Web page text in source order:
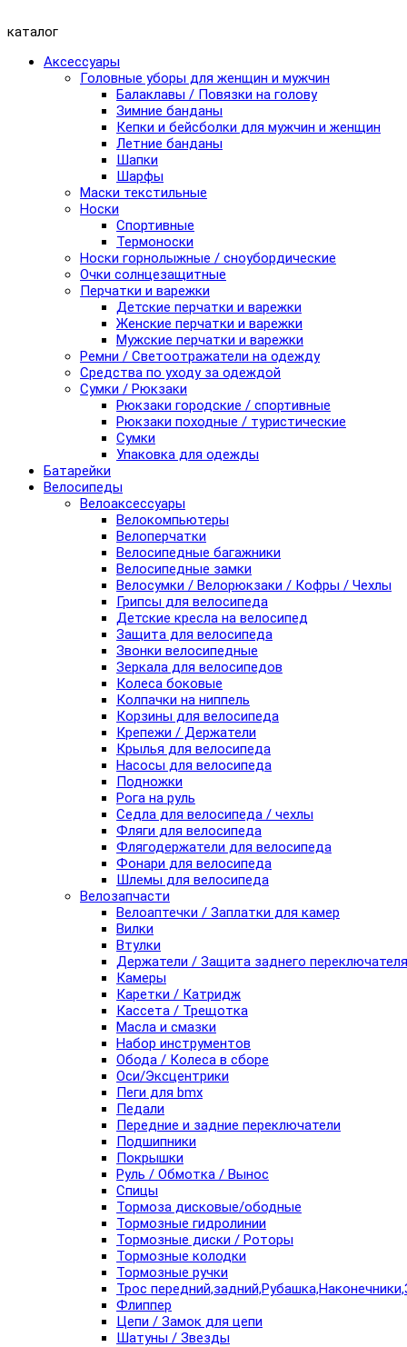
каталог
Аксессуары
Головные уборы для женщин и мужчин
Балаклавы / Повязки на голову
Зимние банданы
Кепки и бейсболки для мужчин и женщин
Летние банданы
Шапки
Шарфы
Маски текстильные
Носки
Спортивные
Термоноски
Носки горнолыжные / сноубордические
Очки солнцезащитные
Перчатки и варежки
Детские перчатки и варежки
Женские перчатки и варежки
Мужские перчатки и варежки
Ремни / Светоотражатели на одежду
Средства по уходу за одеждой
Сумки / Рюкзаки
Рюкзаки городские / спортивные
Рюкзаки походные / туристические
Сумки
Упаковка для одежды
Батарейки
Велосипеды
Велоаксессуары
Велокомпьютеры
Велоперчатки
Велосипедные багажники
Велосипедные замки
Велосумки / Велорюкзаки / Кофры / Чехлы
Грипсы для велосипеда
Детские кресла на велосипед
Защита для велосипеда
Звонки велосипедные
Зеркала для велосипедов
Колеса боковые
Колпачки на ниппель
Корзины для велосипеда
Крепежи / Держатели
Крылья для велосипеда
Насосы для велосипеда
Подножки
Рога на руль
Седла для велосипеда / чехлы
Фляги для велосипеда
Флягодержатели для велосипеда
Фонари для велосипеда
Шлемы для велосипеда
Велозапчасти
Велоаптечки / Заплатки для камер
Вилки
Втулки
Держатели / Защита заднего переключателя
Камеры
Каретки / Катридж
Кассета / Трещотка
Масла и смазки
Набор инструментов
Обода / Колеса в сборе
Оси/Эксцентрики
Пеги для bmx
Педали
Передние и задние переключатели
Подшипники
Покрышки
Руль / Обмотка / Вынос
Спицы
Тормоза дисковые/ободные
Тормозные гидролинии
Тормозные диски / Роторы
Тормозные колодки
Тормозные ручки
Трос
Флиппер
Цепи / Замок для цепи
Шатуны / Звезды